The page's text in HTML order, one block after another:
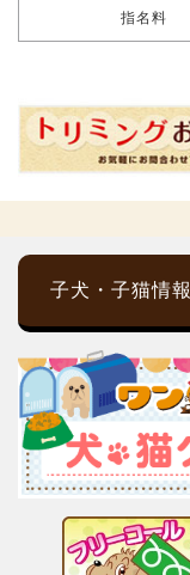
指名料
子犬・子猫情報